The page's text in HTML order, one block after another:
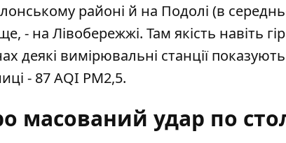
районі й на Подолі (в
- на Лівобережжі. Там якість навіть
вимірювальні станції показують
- 87 AQI PM2,5.
масований удар по